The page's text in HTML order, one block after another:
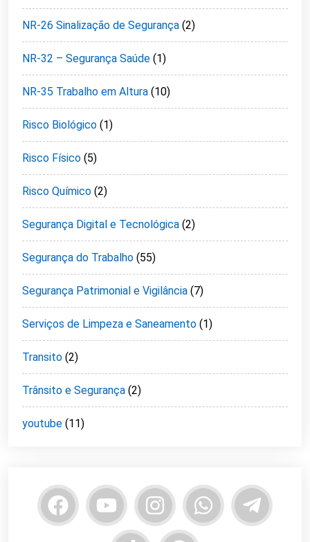
NR-26 Sinalização de Segurança (2)
NR-32 – Segurança Saúde (1)
NR-35 Trabalho em Altura (10)
Risco Biológico (1)
Risco Físico (5)
Risco Químico (2)
Segurança Digital e Tecnológica (2)
Segurança do Trabalho (55)
Segurança Patrimonial e Vigilância (7)
Serviços de Limpeza e Saneamento (1)
Transito (2)
Trânsito e Segurança (2)
youtube (11)